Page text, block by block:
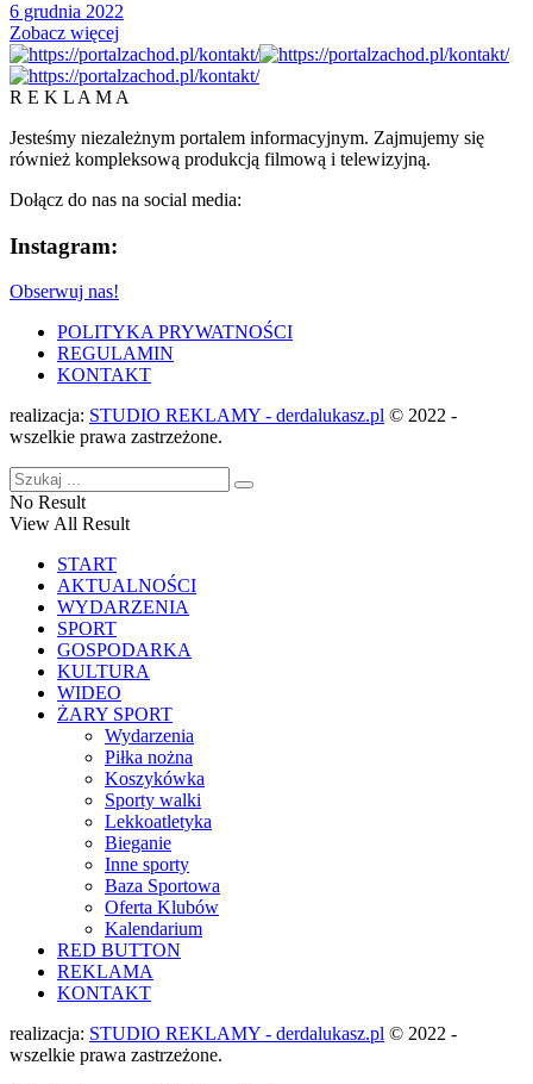
6 grudnia 2022
Zobacz więcej
R E K L A M A
Jesteśmy niezależnym portalem informacyjnym. Zajmujemy się
również kompleksową produkcją filmową i telewizyjną.
Dołącz do nas na social media:
Instagram:
Obserwuj nas!
POLITYKA PRYWATNOŚCI
REGULAMIN
KONTAKT
realizacja: STUDIO REKLAMY - derdalukasz.pl © 2022 -
wszelkie prawa zastrzeżone.
No Result
View All Result
START
AKTUALNOŚCI
WYDARZENIA
SPORT
GOSPODARKA
KULTURA
WIDEO
ŻARY SPORT
Wydarzenia
Piłka nożna
Koszykówka
Sporty walki
Lekkoatletyka
Bieganie
Inne sporty
Baza Sportowa
Oferta Klubów
Kalendarium
RED BUTTON
REKLAMA
KONTAKT
realizacja: STUDIO REKLAMY - derdalukasz.pl © 2022 -
wszelkie prawa zastrzeżone.